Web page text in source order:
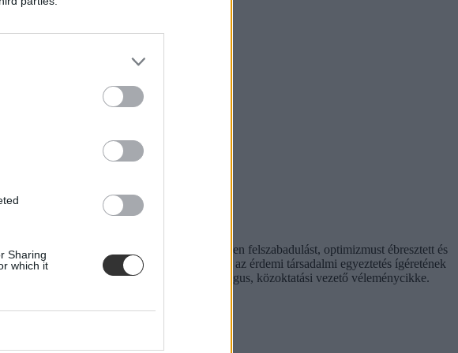
Sharing
which it
szintjére kiterjesztett hiperaktivitás érezhetően felszabadulást, optimizmust ébresztett és
kihívást is előtérbe rántott: az érdemi társadalmi egyeztetés ígéretének
adni. Hana György humánökológus, közoktatási vezető véleménycikke.
hallgatót érinthet a szabály